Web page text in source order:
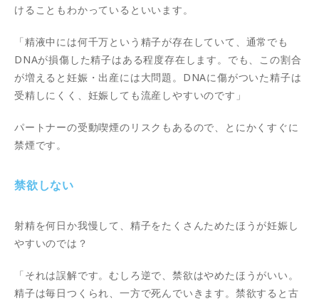
けることもわかっているといいます。
「精液中には何千万という精子が存在していて、通常でも
DNAが損傷した精子はある程度存在します。でも、この割合
が増えると妊娠・出産には大問題。DNAに傷がついた精子は
受精しにくく、妊娠しても流産しやすいのです」
パートナーの受動喫煙のリスクもあるので、とにかくすぐに
禁煙です。
禁欲しない
射精を何日か我慢して、精子をたくさんためたほうが妊娠し
やすいのでは？
「それは誤解です。むしろ逆で、禁欲はやめたほうがいい。
精子は毎日つくられ、一方で死んでいきます。禁欲すると古